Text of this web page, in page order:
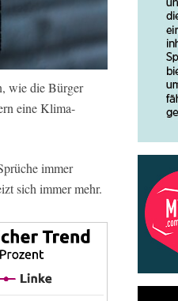
wie die Bürger
eine Klima-
immer
sich immer mehr.